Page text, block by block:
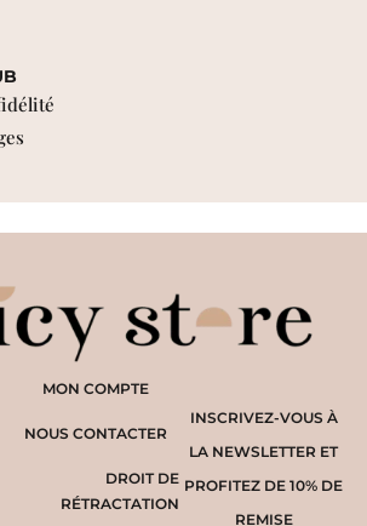
INSCRIVEZ-VOUS À
LA NEWSLETTER ET
PROFITEZ DE 10% DE
REMISE
MON COMPTE
NOUS CONTACTER
DROIT DE
RÉTRACTATION